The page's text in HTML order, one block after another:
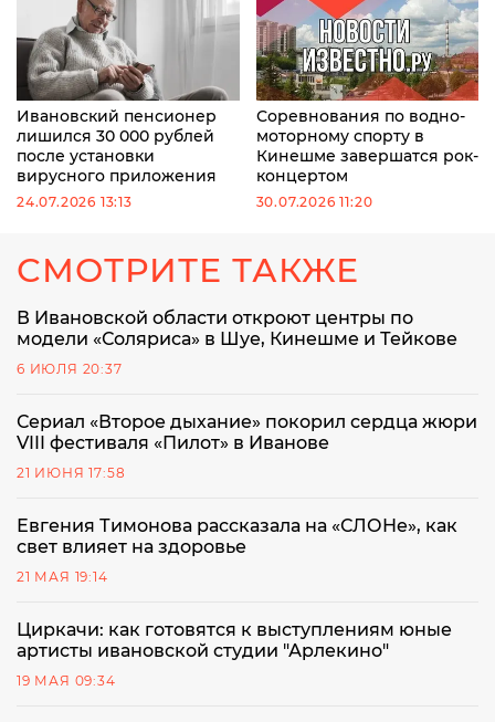
Ивановский пенсионер
лишился 30 000 рублей
после установки
вирусного приложения
24.07.2026 13:13
Соревнования по водно-
моторному спорту в
Кинешме завершатся рок-
концертом
30.07.2026 11:20
СМОТРИТЕ ТАКЖЕ
В Ивановской области откроют центры по
модели «Соляриса» в Шуе, Кинешме и Тейкове
6 ИЮЛЯ 20:37
Сериал «Второе дыхание» покорил сердца жюри
VIII фестиваля «Пилот» в Иванове
21 ИЮНЯ 17:58
Евгения Тимонова рассказала на «СЛОНе», как
свет влияет на здоровье
21 МАЯ 19:14
Циркачи: как готовятся к выступлениям юные
артисты ивановской студии "Арлекино"
19 МАЯ 09:34